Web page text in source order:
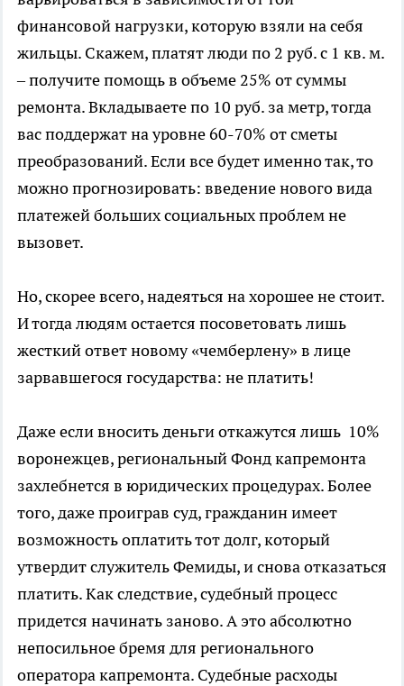
финансовой нагрузки, которую взяли на себя
жильцы. Скажем, платят люди по 2 руб. с 1 кв. м.
– получите помощь в объеме 25% от суммы
ремонта. Вкладываете по 10 руб. за метр, тогда
вас поддержат на уровне 60-70% от сметы
преобразований. Если все будет именно так, то
можно прогнозировать: введение нового вида
платежей больших социальных проблем не
вызовет.
Но, скорее всего, надеяться на хорошее не стоит.
И тогда людям остается посоветовать лишь
жесткий ответ новому «чемберлену» в лице
зарвавшегося государства: не платить!
Даже если вносить деньги откажутся лишь 10%
воронежцев, региональный Фонд капремонта
захлебнется в юридических процедурах. Более
того, даже проиграв суд, гражданин имеет
возможность оплатить тот долг, который
утвердит служитель Фемиды, и снова отказаться
платить. Как следствие, судебный процесс
придется начинать заново. А это абсолютно
непосильное бремя для регионального
оператора капремонта. Судебные расходы